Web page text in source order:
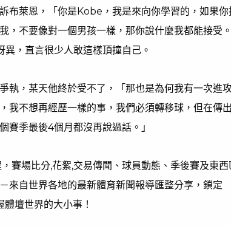
布萊恩，「你是Kobe，我是來向你學習的，如果你
，不要像對一個男孩一樣，那你說什麼我都能接受
，直言很少人敢這樣頂撞自己。
執，某天他終於受不了，「那也是為何我有一次進
我不想再經歷一樣的事，我們必須轉移球，但在傳
賽季最後4個月都沒再說過話。」
賽場比分,花絮,交易傳聞、球員動態、季後賽及東西
來自世界各地的最新體育新聞報導匯整分享，鎖定
體壇世界的大小事！